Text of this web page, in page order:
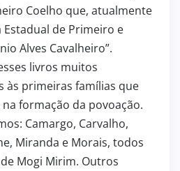
Coelho que, atualmente
Estadual de Primeiro e
Alves Cavalheiro”.
livros muitos
às primeiras famílias que
formação da povoação.
Camargo, Carvalho,
Miranda e Morais, todos
Mogi Mirim. Outros